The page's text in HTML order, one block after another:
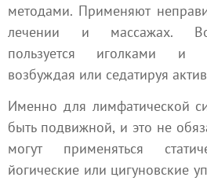
методами. Применяют
лечении и массажах.
пользуется иголками и
возбуждая или седатируя
Именно для лимфатической
быть подвижной, и это не
могут применяться
йогические или цигуновские